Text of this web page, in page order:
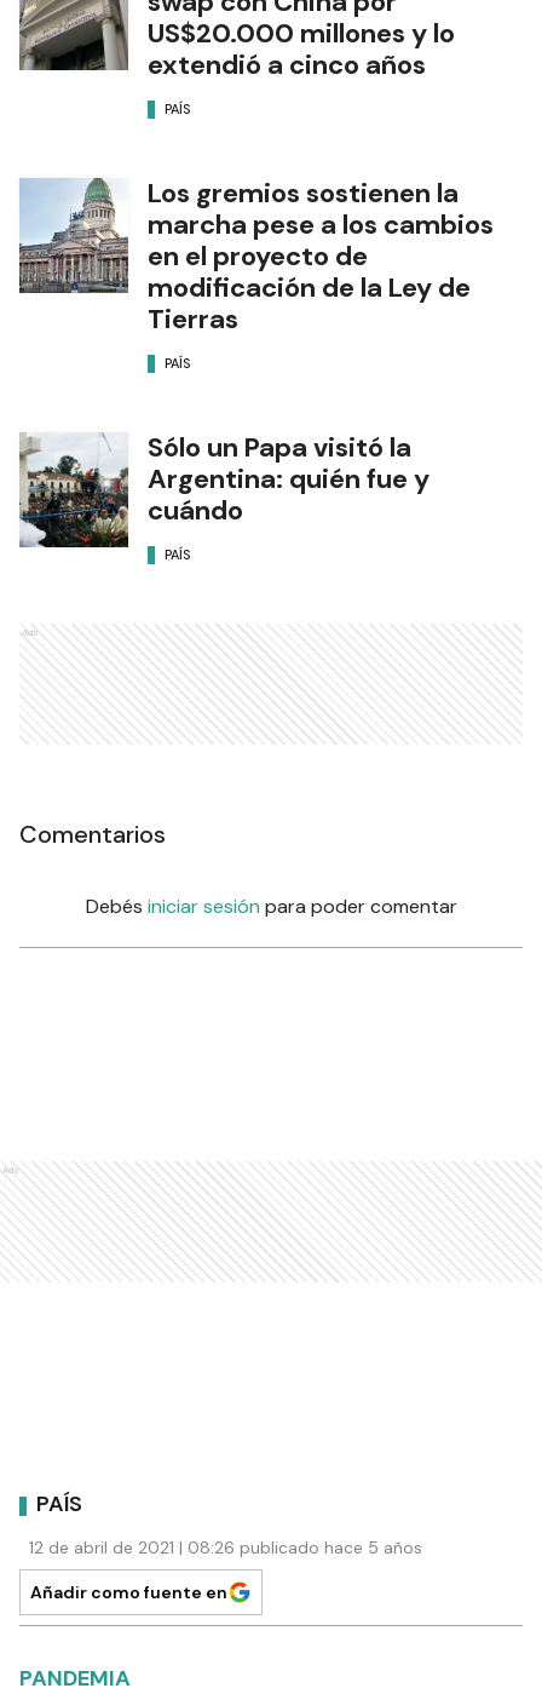
US$20.000 millones y lo
extendió a cinco años
PAÍS
Los gremios sostienen la
marcha pese a los cambios
en el proyecto de
modificación de la Ley de
Tierras
PAÍS
Sólo un Papa visitó la
Argentina: quién fue y
cuándo
PAÍS
Ads
Comentarios
Debés iniciar sesión para poder comentar
Ads
PAÍS
12 de abril de 2021 | 08:26 publicado hace 5 años
Añadir como fuente en
PANDEMIA